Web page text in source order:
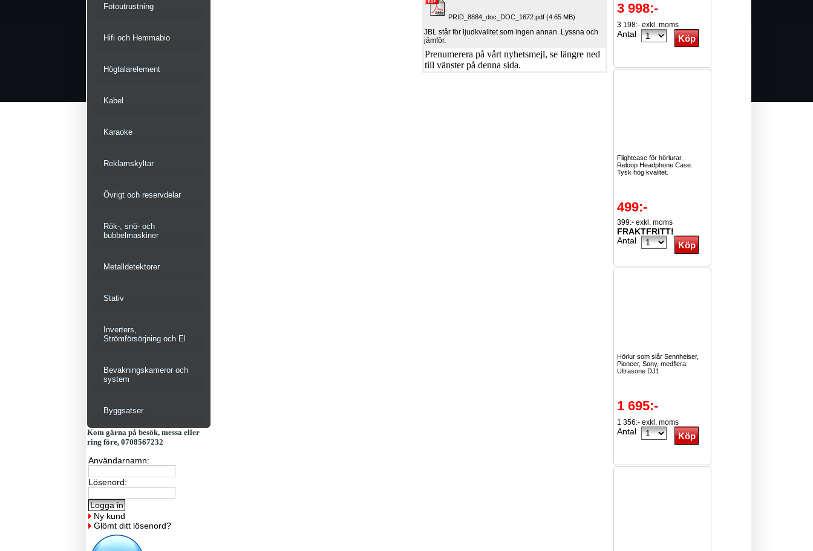
Fotoutrustning
Hifi och Hemmabio
Högtalarelement
Kabel
Karaoke
Reklamskyltar
Övrigt och reservdelar
Rök-, snö- och
bubbelmaskiner
Metalldetektorer
Stativ
Inverters,
Strömförsörjning och El
Bevakningskameror och
system
Byggsatser
Kom gärna på besök, messa eller
ring före, 0708567232
Användarnamn:
Lösenord:
Ny kund
Glömt ditt lösenord?
PRID_8884_doc_DOC_1672.pdf (4.65 MB)
JBL står för ljudkvalitet som ingen annan. Lyssna och
jämför.
Prenumerera på vårt nyhetsmejl, se längre ned
till vänster på denna sida.
3 998:-
3 198:- exkl. moms
Antal
Flightcase för hörlurar.
Reloop Headphone Case.
Tysk hög kvalitet.
499:-
399:- exkl. moms
FRAKTFRITT!
Antal
Hörlur som slår Sennheiser,
Pioneer, Sony, medflera:
Ultrasone DJ1
1 695:-
1 356:- exkl. moms
Antal